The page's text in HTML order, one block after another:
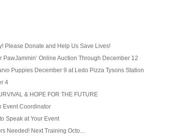
Please Donate and Help Us Save Lives!
PawJammin’ Online Auction Through December 12
Puppies December 9 at Ledo Pizza Tysons Station
4
& HOPE FOR THE FUTURE
Event Coordinator
Speak at Your Event
Needed! Next Training Octo...